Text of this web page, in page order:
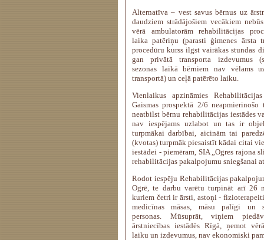
Alternatīva – vest savus bērnus uz
daudziem strādājošiem vecākiem
vērā ambulatorām rehabilitācijas
laika patēriņu (parasti ģimenes ārsta
procedūru kurss ilgst vairākas stundas
gan privātā transporta izdevumus
sezonas laikā bērniem nav vēlams
transportā) un ceļā patērēto laiku.
Vienlaikus apzināmies
Gaismas prospektā 2/6
neatbilst bērnu rehabilitācijas iestādes
nav iespējams uzlabot un tas ir
turpmākai darbībai, aicinām tai
(kvotas) turpmāk piesaistīt kādai citai
iestādei - piemēram, SIA „Ogres rajona
rehabilitācijas pakalpojumu sniegšanai
Rodot iespēju Rehabilitācijas
Ogrē, te darbu varētu turpināt arī 26
kuriem četri ir ārsti, astoņi -
medicīnas māsas, māsu palīgi un
personas. Mūsuprāt, viņiem
ārstniecības iestādēs Rīgā, ņemot
laiku un izdevumus, nav ekonomiski